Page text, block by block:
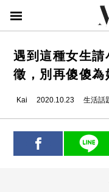
遇到這種女生
徵，別再傻傻為
Kai 2020.10.23 生活話